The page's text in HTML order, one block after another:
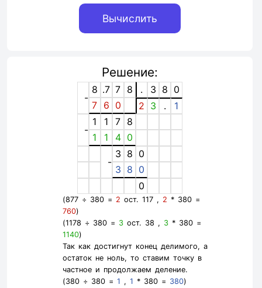
Решение:
-
8 .7 7 8 . 3 8 0
7 6 0 2 3 . 1
-
1 1 7 8
1
1 4 0
-
3 8 0
3 8 0
0
(877 ÷ 380 = 2 ост. 117 , 2 * 380 =
760)
(1178 ÷ 380 = 3ост. 38 , 3* 380 =
1140)
Так как достигнут конец делимого, а
остаток не ноль, то ставим точку в
частное и продолжаем деление.
(380 ÷ 380 = 1 , 1 * 380 = 380)